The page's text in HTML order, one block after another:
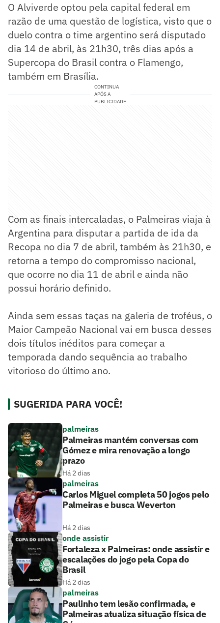
O Alviverde optou pela capital federal em
razão de uma questão de logística, visto que o
duelo contra o time argentino será disputado
dia 14 de abril, às 21h30, três dias após a
Supercopa do Brasil contra o Flamengo,
também em Brasília.
CONTINUA
APÓS A
PUBLICIDADE
Com as finais intercaladas, o Palmeiras viaja à
Argentina para disputar a partida de ida da
Recopa no dia 7 de abril, também às 21h30, e
retorna a tempo do compromisso nacional,
que ocorre no dia 11 de abril e ainda não
possui horário definido.
Ainda sem essas taças na galeria de troféus, o
Maior Campeão Nacional vai em busca desses
dois títulos inéditos para começar a
temporada dando sequência ao trabalho
vitorioso do último ano.
SUGERIDA PARA VOCÊ!
palmeiras
Palmeiras mantém conversas com
Gómez e mira renovação a longo
prazo
Há 2 dias
palmeiras
Carlos Miguel completa 50 jogos pelo
Palmeiras e busca Weverton
Há 2 dias
onde assistir
Fortaleza x Palmeiras: onde assistir e
escalações do jogo pela Copa do
Brasil
Há 2 dias
palmeiras
Paulinho tem lesão confirmada, e
Palmeiras atualiza situação física de